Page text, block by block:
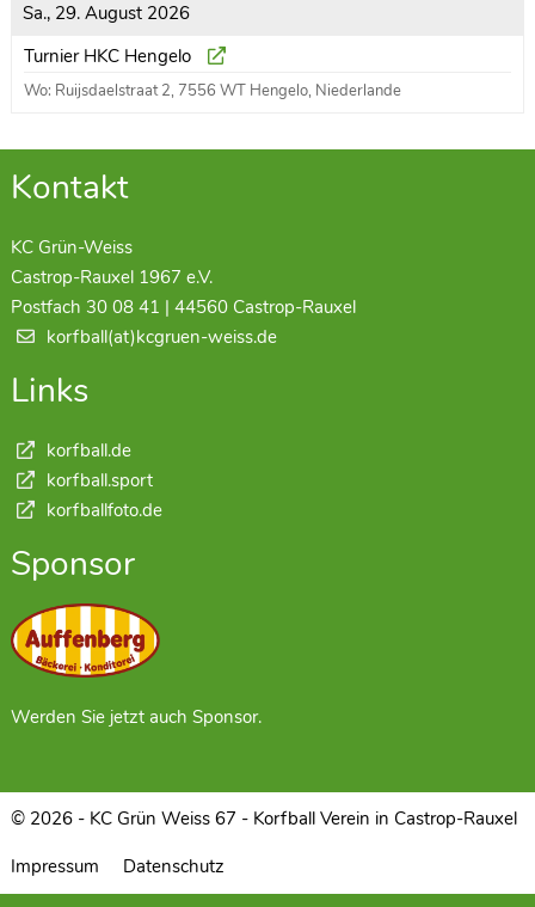
Sa., 29. August 2026
Turnier HKC Hengelo
Wo: Ruijsdaelstraat 2, 7556 WT Hengelo, Niederlande
Kontakt
KC Grün-Weiss
Castrop-Rauxel 1967 e.V.
Postfach 30 08 41 | 44560 Castrop-Rauxel
korfball(at)kcgruen-weiss.de
Links
korfball.de
korfball.sport
korfballfoto.de
Sponsor
Werden Sie jetzt auch Sponsor.
© 2026 - KC Grün Weiss 67 - Korfball Verein in Castrop-Rauxel
Impressum
Datenschutz